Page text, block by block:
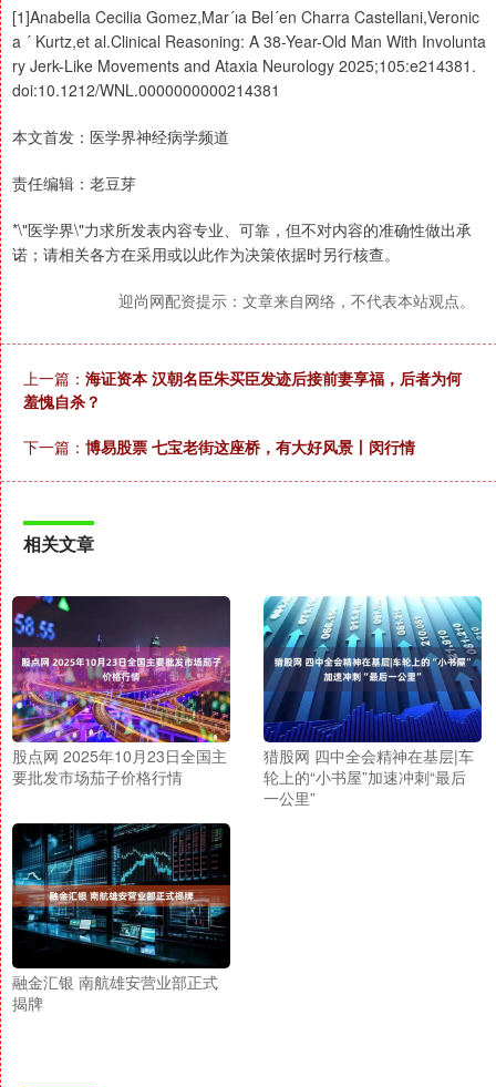
[1]Anabella Cecilia Gomez,Mar´ıa Bel´en Charra Castellani,Veronic
a ´ Kurtz,et al.Clinical Reasoning: A 38-Year-Old Man With Involunta
ry Jerk-Like Movements and Ataxia Neurology 2025;105:e214381.
doi:10.1212/WNL.0000000000214381
本文首发：医学界神经病学频道
责任编辑：老豆芽
*\"医学界\"力求所发表内容专业、可靠，但不对内容的准确性做出承
诺；请相关各方在采用或以此作为决策依据时另行核查。
迎尚网配资提示：文章来自网络，不代表本站观点。
上一篇： 海证资本 汉朝名臣朱买臣发迹后接前妻享福，后者为何
羞愧自杀？
下一篇： 博易股票 七宝老街这座桥，有大好风景丨闵行情
相关文章
股点网 2025年10月23日全国主
要批发市场茄子价格行情
猎股网 四中全会精神在基层|车
轮上的“小书屋”加速冲刺“最后
一公里”
融金汇银 南航雄安营业部正式
揭牌